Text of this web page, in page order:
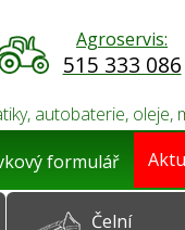
autobaterie, oleje,
Agroservis:
515 333 086
formulář
Čelní